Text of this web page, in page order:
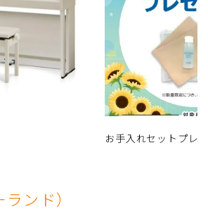
お手入れセットプレ
ンド）